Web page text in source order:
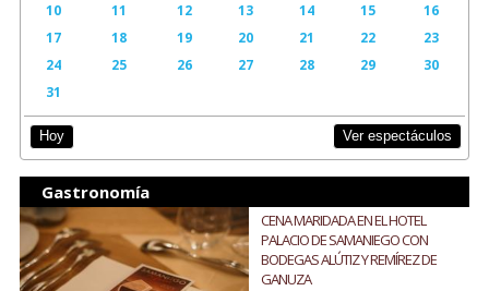
10
11 12 13 14 15
16
17
18 19 20 21 22
23
24
25 26 27 28 29
30
31
Hoy Ver espectáculos
Gastronomía
CENA MARIDADA EN EL HOTEL
PALACIO DE SAMANIEGO CON
BODEGAS ALÚTIZ Y REMÍREZ DE
GANUZA